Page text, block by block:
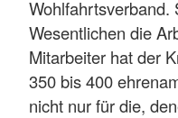
Wohlfahrtsverband.
Wesentlichen die
Mitarbeiter hat der
350 bis 400
nicht nur für die,